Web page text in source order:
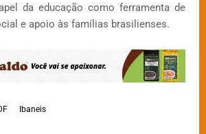
da educação como ferramenta de
e apoio às famílias brasilienses.
Ibaneis